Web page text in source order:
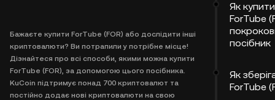
Бажаєте купити ForTube (FOR) або дослідити інші
криптовалюти? Ви потрапили у потрібне місце!
Дізнайтеся про всі способи, якими можна купити
ForTube (FOR), за допомогою цього посібника.
KuCoin підтримує понад 700 криптовалют та
постійно додає нові криптовалюти на свою
Як купити
ForTube
посібник
Як
ForTube